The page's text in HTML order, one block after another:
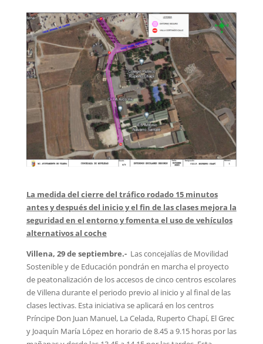
La medida del cierre del tráfico rodado 15 minutos
antes y después del inicio y el fin de las clases mejora la
seguridad en el entorno y fomenta el uso de vehículos
alternativos al coche
Villena, 29 de septiembre.- Las concejalías de Movilidad
Sostenible y de Educación pondrán en marcha el proyecto
de peatonalización de los accesos de cinco centros escolares
de Villena durante el periodo previo al inicio y al final de las
clases lectivas. Esta iniciativa se aplicará en los centros
Príncipe Don Juan Manuel, La Celada, Ruperto Chapí, El Grec
y Joaquín María López en horario de 8.45 a 9.15 horas por las